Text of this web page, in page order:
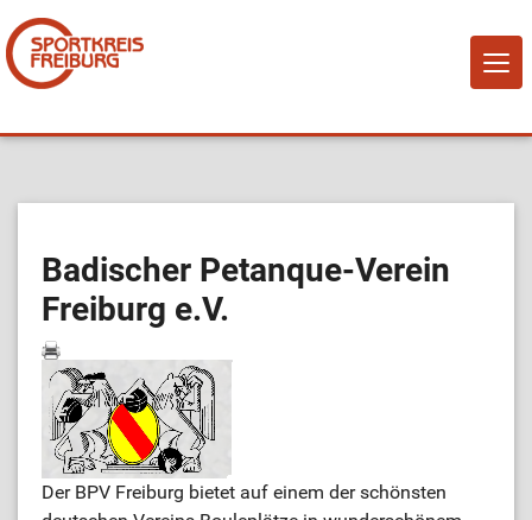
Mitglied werden!
Vereine
Sportangebote
Badischer Petanque-Verein
Freiburg e.V.
Der BPV Freiburg bietet auf einem der schönsten